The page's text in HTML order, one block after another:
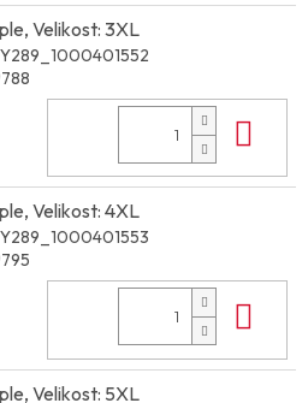
Velikost: 3XL
Velikost: 4XL
Velikost: 5XL